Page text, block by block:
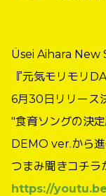
Üsei Aihara New
『元気モリモリ
6月30日リリース
″食育ソングの決
DEMO ver.から進
つまみ聞きコチラ
https://